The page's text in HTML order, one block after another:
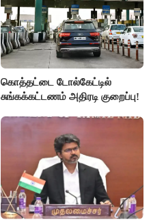
கொத்தட்டை டோல்கேட்டில்
சுங்கக்கட்டணம் அதிரடி குறைப்பு!